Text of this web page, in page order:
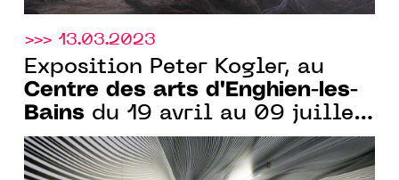
>>> 13.03.2023
Exposition Peter Kogler, au
Centre des arts d'Enghien-les-
Bains du 19 avril au 09 juillet
2023